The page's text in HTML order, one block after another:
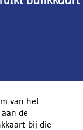
van het
de
bij die